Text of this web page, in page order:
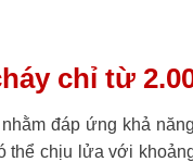
chỉ từ
đáp ứng khả
thể chịu lửa với